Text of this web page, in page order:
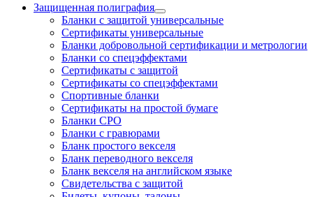
Защищенная полиграфия
Бланки с защитой универсальные
Сертификаты универсальные
Бланки добровольной сертификации и метрологии
Бланки со спецэффектами
Сертификаты с защитой
Сертификаты со спецэффектами
Спортивные бланки
Cертификаты на простой бумаге
Бланки СРО
Бланки с гравюрами
Бланк простого векселя
Бланк переводного векселя
Бланк векселя на английском языке
Свидетельства с защитой